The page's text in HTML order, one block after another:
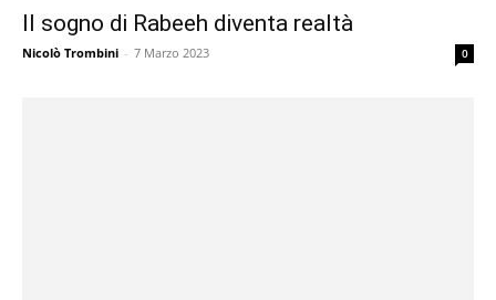
Il sogno di Rabeeh diventa realtà
Nicolò Trombini - 7 Marzo 2023 0